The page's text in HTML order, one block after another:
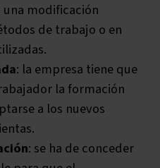
modificación
de trabajo o en
: la empresa tiene que
la formación
a los nuevos
: se ha de conceder